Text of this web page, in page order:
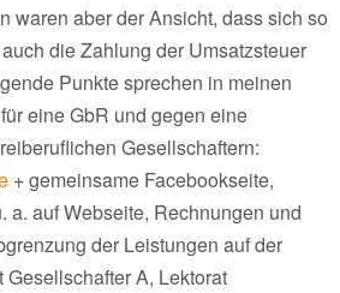
waren aber der Ansicht, dass sich so
die Zahlung der Umsatzsteuer
Punkte sprechen in meinen
eine GbR und gegen eine
Gesellschaftern:
+ gemeinsame Facebookseite,
a. auf Webseite, Rechnungen und
der Leistungen auf der
A, Lektorat